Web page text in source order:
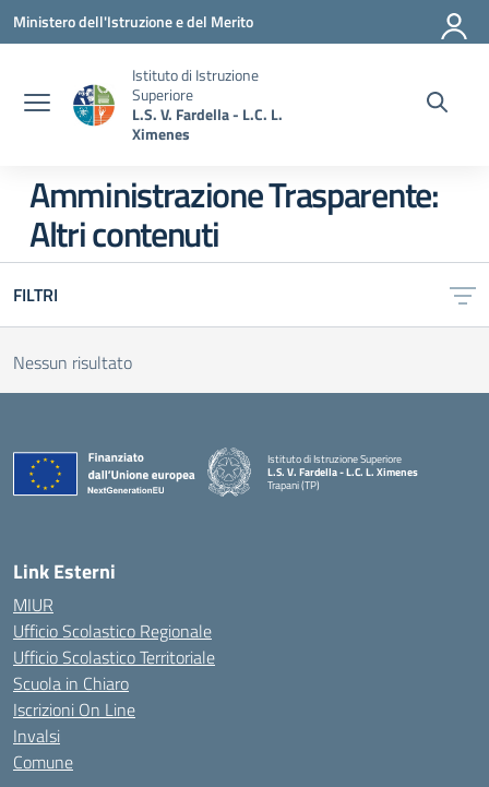
Vai ai contenuti
Vai al menu di navigazione
Vai al footer
Ministero dell'Istruzione e del Merito
Istituto di Istruzione
Superiore
L.S. V. Fardella - L.C. L.
Ximenes
Amministrazione Trasparente:
Altri contenuti
FILTRI
Nessun risultato
Istituto di Istruzione Superiore
L.S. V. Fardella - L.C. L. Ximenes
Trapani (TP)
Link Esterni
MIUR
Ufficio Scolastico Regionale
Ufficio Scolastico Territoriale
Scuola in Chiaro
Iscrizioni On Line
Invalsi
Comune